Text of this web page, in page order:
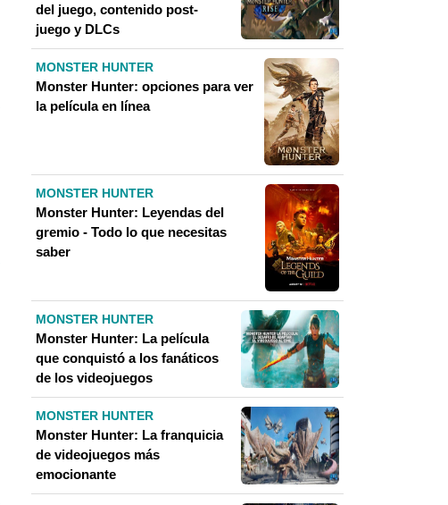
del juego, contenido post-
juego y DLCs
MONSTER HUNTER
Monster Hunter: opciones para ver
la película en línea
MONSTER HUNTER
Monster Hunter: Leyendas del
gremio - Todo lo que necesitas
saber
MONSTER HUNTER
Monster Hunter: La película
que conquistó a los fanáticos
de los videojuegos
MONSTER HUNTER
Monster Hunter: La franquicia
de videojuegos más
emocionante